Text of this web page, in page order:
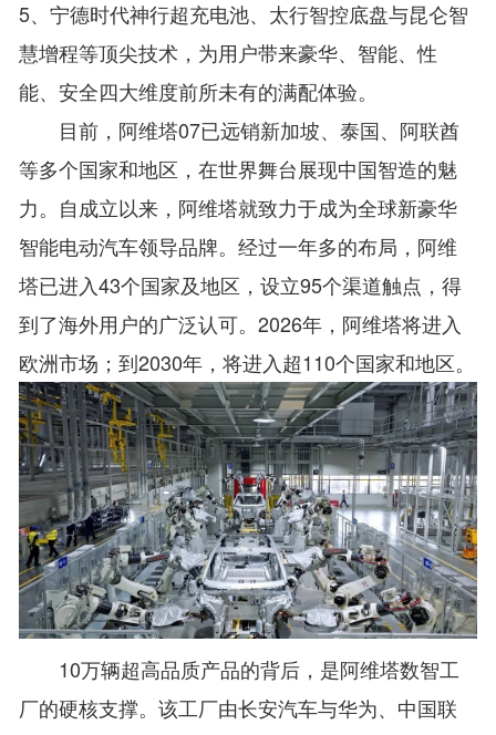
5、宁德时代神行超充电池、太行智控底盘与昆仑智
慧增程等顶尖技术，为用户带来豪华、智能、性
能、安全四大维度前所未有的满配体验。
目前，阿维塔07已远销新加坡、泰国、阿联酋
等多个国家和地区，在世界舞台展现中国智造的魅
力。自成立以来，阿维塔就致力于成为全球新豪华
智能电动汽车领导品牌。经过一年多的布局，阿维
塔已进入43个国家及地区，设立95个渠道触点，得
到了海外用户的广泛认可。2026年，阿维塔将进入
欧洲市场；到2030年，将进入超110个国家和地区。
10万辆超高品质产品的背后，是阿维塔数智工
厂的硬核支撑。该工厂由长安汽车与华为、中国联